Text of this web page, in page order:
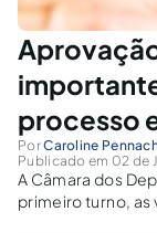
processo
PorCaroline
Publicado em 02 de
A Câmara dos
primeiro turno,